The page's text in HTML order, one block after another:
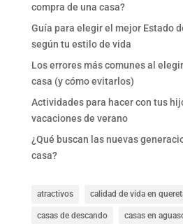
compra de una casa?
Guía para elegir el mejor Estado
según tu estilo de vida
Los errores más comunes al
casa (y cómo evitarlos)
Actividades para hacer con tus
vacaciones de verano
¿Qué buscan las nuevas
casa?
atractivos calidad de vida en
casas de descando casas en